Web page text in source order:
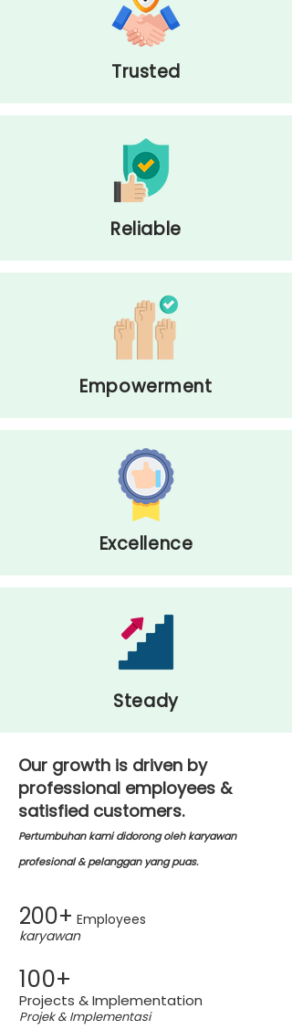
Trusted
Reliable
Empowerment
Excellence
Steady
Our growth is driven by
professional employees &
satisfied customers.
Pertumbuhan kami didorong oleh karyawan
profesional & pelanggan yang puas.
200+ Employees
karyawan
100+
Projects & Implementation
Projek & Implementasi